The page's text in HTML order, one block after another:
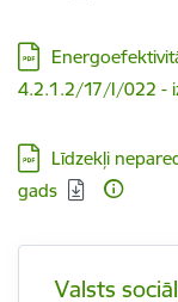
Lejupielādēt:
4.2.1.2/17/I/022 -
Lejupielādēt:
Līdzekļi
gads
Valsts